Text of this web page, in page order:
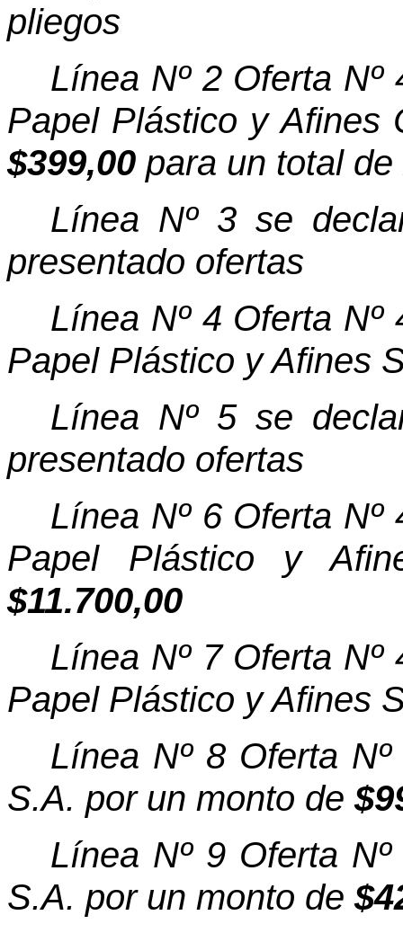
pliegos
Línea Nº 2 Oferta
Papel Plástico y Afines
$399,00 para un total
Línea Nº 3 se
presentado ofertas
Línea Nº 4 Oferta
Papel Plástico y Afines
Línea Nº 5 se
presentado ofertas
Línea Nº 6 Oferta
Papel Plástico y
$11.700,00
Línea Nº 7 Oferta
Papel Plástico y Afines
Línea Nº 8 Oferta
S.A. por un monto de
Línea Nº 9 Oferta
S.A. por un monto de